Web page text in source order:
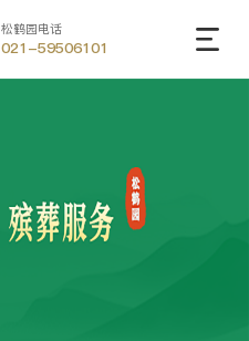
松鹤园电话
021-59506101